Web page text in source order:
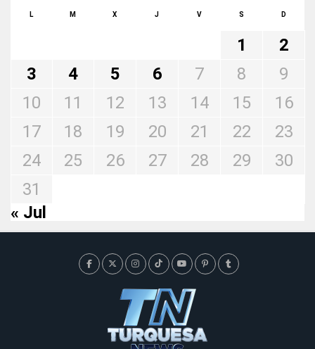
L M X J V S D
1
2
3
4 5 6 7 8
9
10
11 12 13 14 15
16
17
18 19 20 21 22
23
24
25 26 27 28 29
30
31
« Jul